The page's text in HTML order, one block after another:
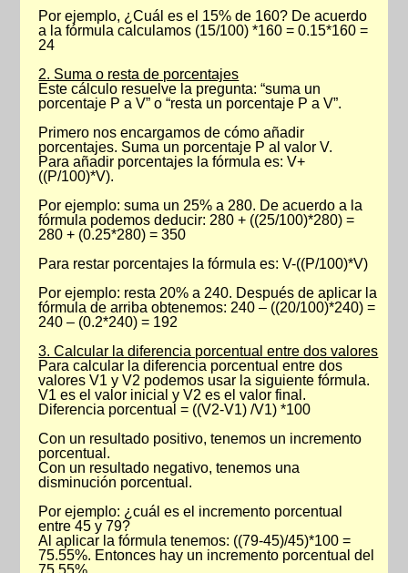
Por ejemplo, ¿Cuál es el 15% de 160? De acuerdo
a la fórmula calculamos (15/100) *160 = 0.15*160 =
24
2. Suma o resta de porcentajes
Este cálculo resuelve la pregunta: “suma un
porcentaje P a V” o “resta un porcentaje P a V”.
Primero nos encargamos de cómo añadir
porcentajes. Suma un porcentaje P al valor V.
Para añadir porcentajes la fórmula es: V+
((P/100)*V).
Por ejemplo: suma un 25% a 280. De acuerdo a la
fórmula podemos deducir: 280 + ((25/100)*280) =
280 + (0.25*280) = 350
Para restar porcentajes la fórmula es: V-((P/100)*V)
Por ejemplo: resta 20% a 240. Después de aplicar la
fórmula de arriba obtenemos: 240 – ((20/100)*240) =
240 – (0.2*240) = 192
3. Calcular la diferencia porcentual entre dos valores
Para calcular la diferencia porcentual entre dos
valores V1 y V2 podemos usar la siguiente fórmula.
V1 es el valor inicial y V2 es el valor final.
Diferencia porcentual = ((V2-V1) /V1) *100
Con un resultado positivo, tenemos un incremento
porcentual.
Con un resultado negativo, tenemos una
disminución porcentual.
Por ejemplo: ¿cuál es el incremento porcentual
entre 45 y 79?
Al aplicar la fórmula tenemos: ((79-45)/45)*100 =
75.55%. Entonces hay un incremento porcentual del
75.55%.